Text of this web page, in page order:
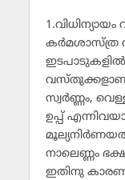
കര്‍മശാസ്ത്ര
വസ്തുക്കളാണ്
സ്വര്‍ണ്ണം,
ഉപ്പ്
നാലെണ്ണം
ഇതിനു